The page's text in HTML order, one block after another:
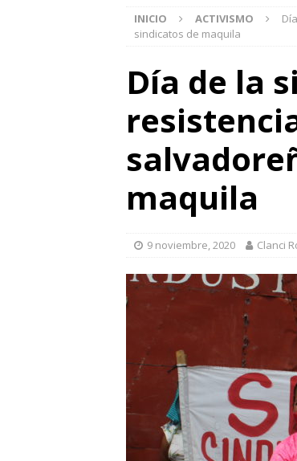
INICIO ACTIVISMO
sindicatos de maquila
Día de la
maquila
9 noviembre, 2020 Clanci